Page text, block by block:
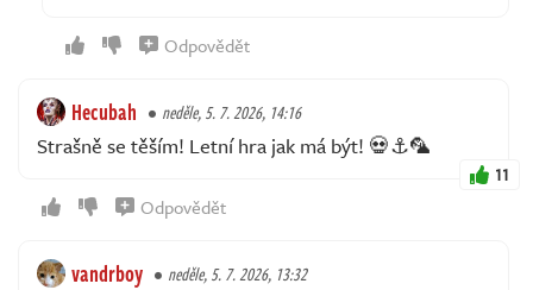
Odpovědět
Hecubah neděle, 5. 7. 2026, 14:16
Strašně se těším! Letní hra jak má být! 💀⚓🦜
11
Odpovědět
vandrboy neděle, 5. 7. 2026, 13:32